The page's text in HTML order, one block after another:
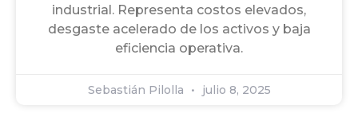
industrial. Representa costos elevados,
desgaste acelerado de los activos y baja
eficiencia operativa.
Sebastián Pilolla julio 8, 2025